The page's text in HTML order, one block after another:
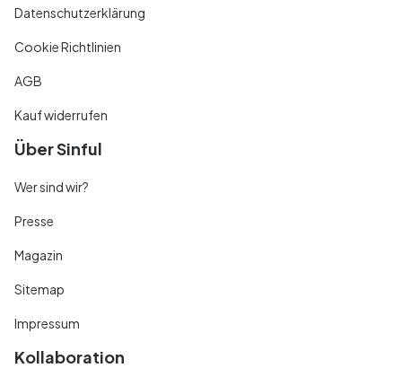
Datenschutzerklärung
Cookie Richtlinien
AGB
Kauf widerrufen
Über Sinful
Wer sind wir?
Presse
Magazin
Sitemap
Impressum
Kollaboration